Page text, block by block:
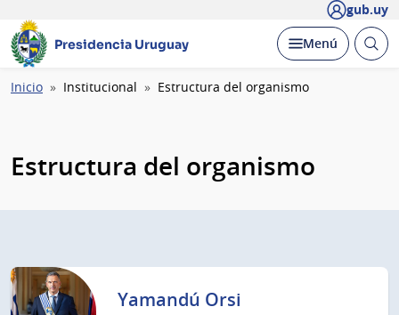
gub.uy
Presidencia Uruguay Desplegar
Menú Abrir
Ruta
Inicio Institucional Estructura del organismo
Estructura del organismo
Yamandú Orsi